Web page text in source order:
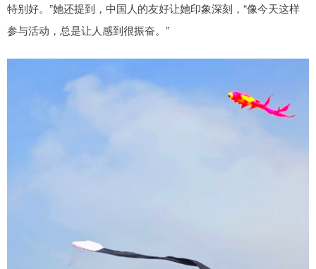
特别好。”她还提到，中国人的友好让她印象深刻，“像今天这样
参与活动，总是让人感到很振奋。”